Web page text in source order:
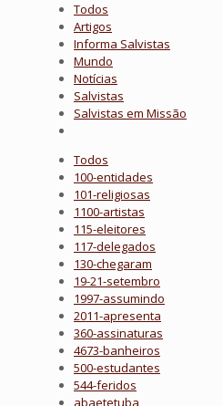
Todos
Artigos
Informa Salvistas
Mundo
Notícias
Salvistas
Salvistas em Missão
Todos
100-entidades
101-religiosas
1100-artistas
115-eleitores
117-delegados
130-chegaram
19-21-setembro
1997-assumindo
2011-apresenta
360-assinaturas
4673-banheiros
500-estudantes
544-feridos
abaetetuba